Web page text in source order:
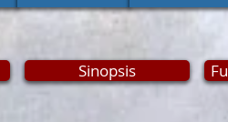
Sinopsis